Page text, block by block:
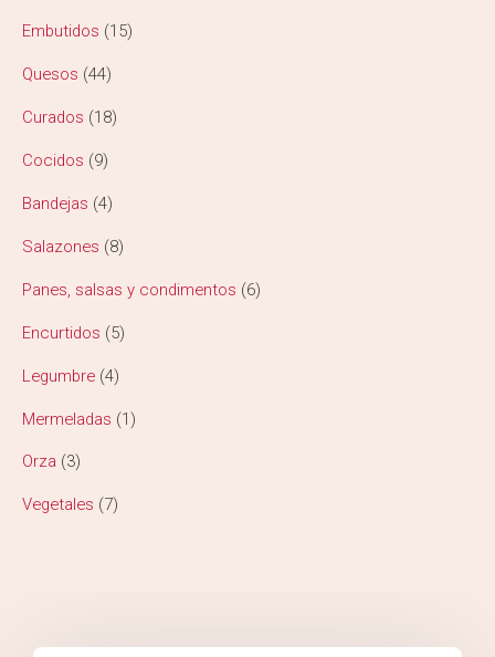
Embutidos 15
Quesos 44
Curados 18
Cocidos 9
Bandejas 4
Salazones 8
Panes, salsas y condimentos 6
Encurtidos 5
Legumbre 4
Mermeladas 1
Orza 3
Vegetales 7